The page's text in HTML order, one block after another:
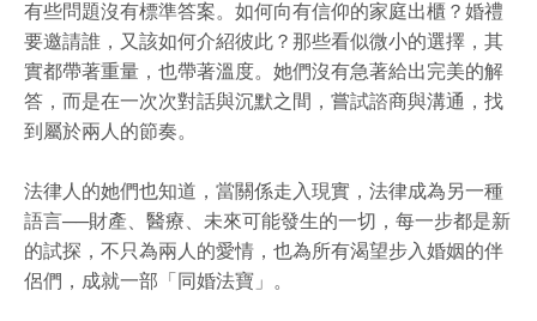
有些問題沒有標準答案。如何向有信仰的家庭出櫃？婚禮
要邀請誰，又該如何介紹彼此？那些看似微小的選擇，其
實都帶著重量，也帶著溫度。她們沒有急著給出完美的解
答，而是在一次次對話與沉默之間，嘗試諮商與溝通，找
到屬於兩人的節奏。
法律人的她們也知道，當關係走入現實，法律成為另一種
語言──財產、醫療、未來可能發生的一切，每一步都是新
的試探，不只為兩人的愛情，也為所有渴望步入婚姻的伴
侶們，成就一部「同婚法寶」。